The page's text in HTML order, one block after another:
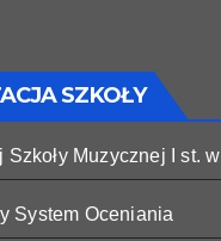
SZKOŁY
Muzycznej I st.
System Oceniania